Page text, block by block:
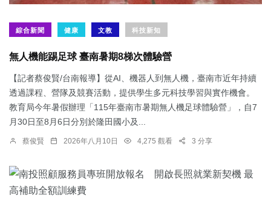
綜合新聞 健康 文教 科技新知
無人機能踢足球 臺南暑期8梯次體驗營
【記者蔡俊賢/台南報導】從AI、機器人到無人機，臺南市近年持續
透過課程、營隊及競賽活動，提供學生多元科技學習與實作機會。
教育局今年暑假辦理「115年臺南市暑期無人機足球體驗營」，自7
月30日至8月6日分別於隆田國小及...
蔡俊賢 2026年八月10日 4,275 觀看 3 分享